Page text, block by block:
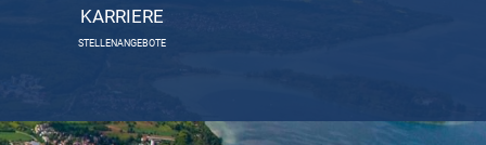
KARRIERE
STELLENANGEBOTE